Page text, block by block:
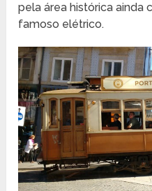
pela área histórica ainda
famoso elétrico.